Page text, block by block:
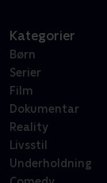
Kategorier
Børn
Serier
Film
Dokumentar
Reality
Livsstil
Underholdning